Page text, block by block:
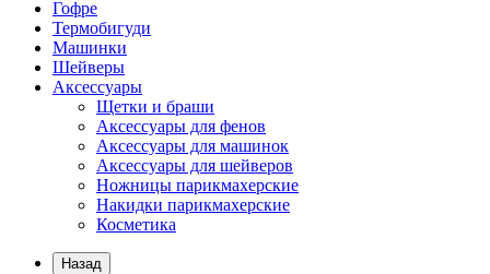
Гофре
Термобигуди
Машинки
Шейверы
Аксессуары
Щетки и браши
Аксессуары для фенов
Аксессуары для машинок
Аксессуары для шейверов
Ножницы парикмахерские
Накидки парикмахерские
Косметика
Назад